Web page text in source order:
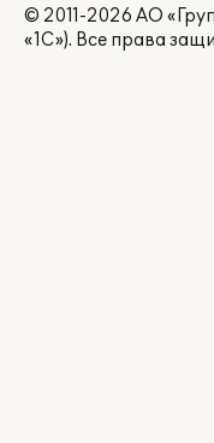
© 2011-2026 АО
«1С»). Все права